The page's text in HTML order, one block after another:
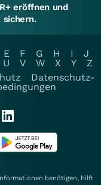
eröffnen und
sichern.
E F G H I
J
U V W X Y
Z
Datenschutz-
benötigen, hilft